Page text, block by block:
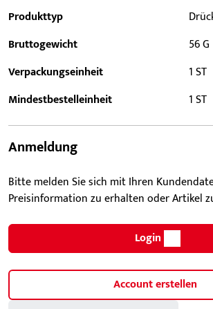
Produkttyp
Bruttogewicht
56 G
Verpackungseinheit
1 ST
Mindestbestelleinheit
1 ST
Anmeldung
Bitte melden Sie sich mit Ihren
Preisinformation zu erhalten oder Artikel
Login
Account erstellen